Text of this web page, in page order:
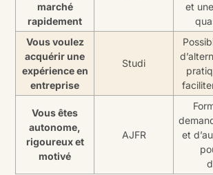
marché
rapidement
et
Vous voulez
acquérir une
expérience en
entreprise
Studi
Vous êtes
autonome,
rigoureux et
motivé
AJFR
et